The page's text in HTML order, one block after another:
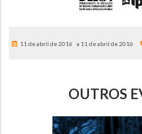
11 de abril de 2016 11 de abril de 2016
OUTROS